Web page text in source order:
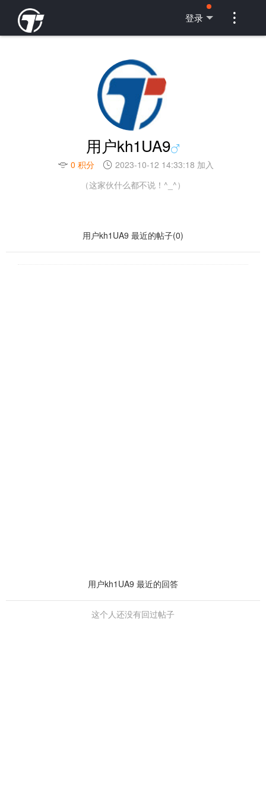
登录 
用户kh1UA9
0 积分
2023-10-12 14:33:18 加入
（这家伙什么都不说！^_^）
用户kh1UA9 最近的帖子(0)
用户kh1UA9 最近的回答
这个人还没有回过帖子